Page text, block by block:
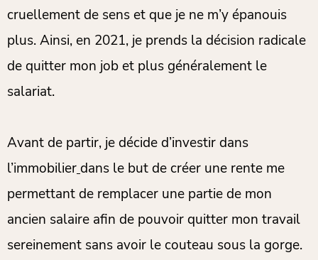
cruellement de sens et que je ne m’y épanouis
plus. Ainsi, en 2021, je prends la décision radicale
de quitter mon job et plus généralement le
salariat.
Avant de partir, je décide d’investir dans
l’immobilier dans le but de créer une rente me
permettant de remplacer une partie de mon
ancien salaire afin de pouvoir quitter mon travail
sereinement sans avoir le couteau sous la gorge.